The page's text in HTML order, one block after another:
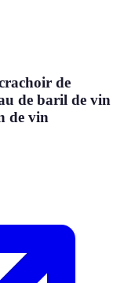
de
de baril de vin
de vin